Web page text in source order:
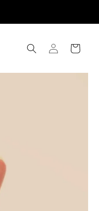
in
Cart